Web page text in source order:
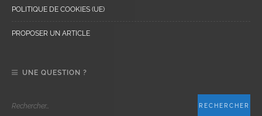
POLITIQUE DE COOKIES (UE)
PROPOSER UN ARTICLE
UNE QUESTION ?